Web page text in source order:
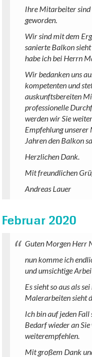
Ihre Mitarbeiter
geworden.
Wir sind mit dem
sanierte Balkon
habe ich bei Herrn
Wir bedanken uns
kompetenten und
auskunftsbereiten
professionelle
werden wir Sie
Empfehlung unserer
Jahren den Balkon
Herzlichen Dank.
Mit freundlichen
Andreas Lauer
Februar 2020
Guten Morgen Herr
nun komme ich
und umsichtige
Es sieht so aus als
Malerarbeiten sieht
Ich bin auf jeden
Bedarf wieder an
weiterempfehlen.
Mit großem Dank